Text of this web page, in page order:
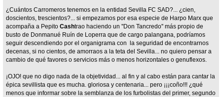
¿Cuántos Carromeros tenemos en la entidad Sevilla FC SAD?... ¿cien,
doscientos, trescientos?... si empezamos por esa especie de Harpo Marx que
acompaña a PepitoCashtrao haciendo un ''Don Tancredo'' más propio de
busto de Donmanué Ruín de Loperra que de cargo palangana, podríamos
seguir descendiendo por el organigrama con la seguridad de encontrarnos
decenas, si no cientos, de amorraos a la teta del Sevilla... no quiero pensar a
cambio de qué favores o servicios más o menos horizontales o genuflexos.
¡OJO! que no digo nada de la objetividad... al fin y al cabo están para cantar la
épica sevillista que es mucha. gloriosa y centenaria... pero ¡¡¡coño!!! ¿qué
menos que informar sobre la semblanza de los furbolistas del primer, segundo